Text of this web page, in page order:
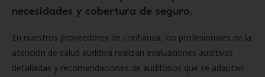
necesidades y cobertura de seguro.
En nuestros proveedores de confianza, los profesionales de la
atención de salud auditiva realizan evaluaciones auditivas
detalladas y recomendaciones de audífonos que se adaptan